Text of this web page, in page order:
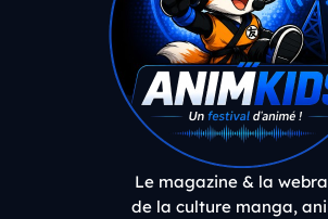
Le magazine & la
de la culture manga,